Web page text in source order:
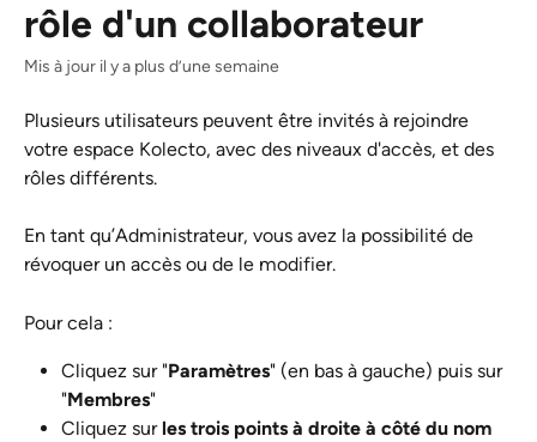
rôle d'un collaborateur
Mis à jour il y a plus d’une semaine
Plusieurs utilisateurs peuvent être invités à rejoindre
votre espace Kolecto, avec des niveaux d'accès, et des
rôles différents.
En tant qu’Administrateur, vous avez la possibilité de
révoquer un accès ou de le modifier.
Pour cela :
Cliquez sur "Paramètres" (en bas à gauche) puis sur
"Membres"
Cliquez sur les trois points à droite à côté du nom